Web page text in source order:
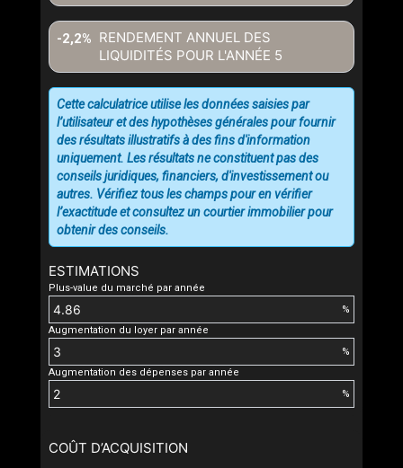
RENDEMENT ANNUEL DES
LIQUIDITÉS POUR L'ANNÉE 5
-2,2%
ESTIMATIONS
Plus-value du marché par année
%
Augmentation du loyer par année
%
Augmentation des dépenses par année
%
Cette calculatrice utilise les données saisies par
l’utilisateur et des hypothèses générales pour fournir
des résultats illustratifs à des fins d'information
uniquement. Les résultats ne constituent pas des
conseils juridiques, financiers, d'investissement ou
autres. Vérifiez tous les champs pour en vérifier
l’exactitude et consultez un courtier immobilier pour
obtenir des conseils.
COÛT D’ACQUISITION